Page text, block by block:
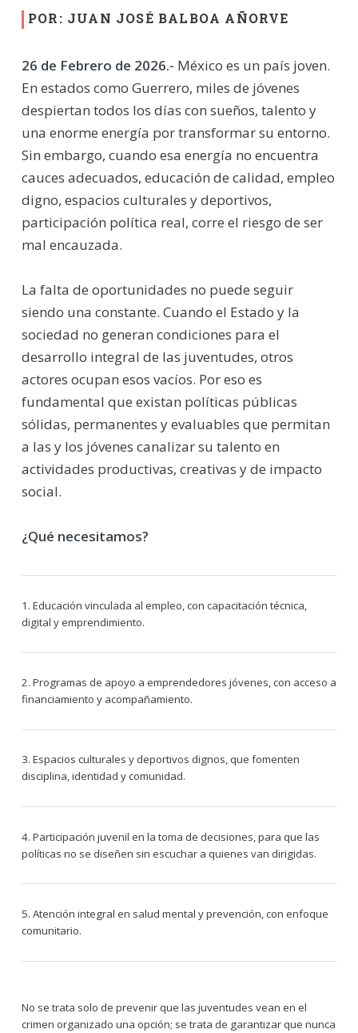
POR: JUAN JOSÉ BALBOA AÑORVE
26 de Febrero de 2026.- México es un país joven.
En estados como Guerrero, miles de jóvenes
despiertan todos los días con sueños, talento y
una enorme energía por transformar su entorno.
Sin embargo, cuando esa energía no encuentra
cauces adecuados, educación de calidad, empleo
digno, espacios culturales y deportivos,
participación política real, corre el riesgo de ser
mal encauzada.
La falta de oportunidades no puede seguir
siendo una constante. Cuando el Estado y la
sociedad no generan condiciones para el
desarrollo integral de las juventudes, otros
actores ocupan esos vacíos. Por eso es
fundamental que existan políticas públicas
sólidas, permanentes y evaluables que permitan
a las y los jóvenes canalizar su talento en
actividades productivas, creativas y de impacto
social.
¿Qué necesitamos?
1. Educación vinculada al empleo, con capacitación técnica,
digital y emprendimiento.
2. Programas de apoyo a emprendedores jóvenes, con acceso a
financiamiento y acompañamiento.
3. Espacios culturales y deportivos dignos, que fomenten
disciplina, identidad y comunidad.
4. Participación juvenil en la toma de decisiones, para que las
políticas no se diseñen sin escuchar a quienes van dirigidas.
5. Atención integral en salud mental y prevención, con enfoque
comunitario.
No se trata solo de prevenir que las juventudes vean en el
crimen organizado una opción; se trata de garantizar que nunca